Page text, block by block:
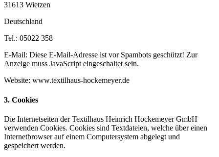
31613 Wietzen
Deutschland
Tel.: 05022 358
E-Mail: Diese E-Mail-Adresse ist vor Spambots geschützt! Zur
Anzeige muss JavaScript eingeschaltet sein.
Website: www.textilhaus-hockemeyer.de
3. Cookies
Die Internetseiten der Textilhaus Heinrich Hockemeyer GmbH
verwenden Cookies. Cookies sind Textdateien, welche über einen
Internetbrowser auf einem Computersystem abgelegt und
gespeichert werden.